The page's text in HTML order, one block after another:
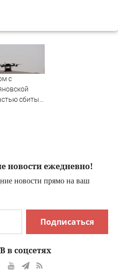
с
сбиты
новости ежедневно!
новости прямо на ваш
Подписаться
в соцсетях